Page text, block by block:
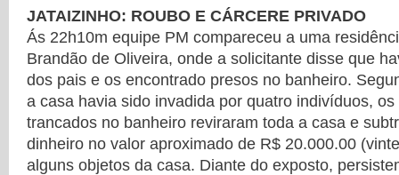
JATAIZINHO: ROUBO E CÁRCERE PRIVADO
Ás 22h10m equipe PM compareceu a uma
Brandão de Oliveira, onde a solicitante disse que
dos pais e os encontrado presos no banheiro.
a casa havia sido invadida por quatro indivíduos,
trancados no banheiro reviraram toda a casa e
dinheiro no valor aproximado de R$ 20.000.00
alguns objetos da casa. Diante do exposto,